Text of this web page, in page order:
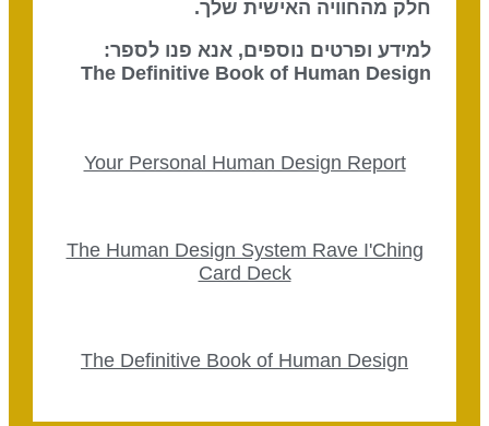
חלק מהחוויה האישית שלך.
למידע ופרטים נוספים, אנא פנו לספר:
The Definitive Book of Human Design
Your Personal Human Design Report
The Human Design System Rave I'Ching
Card Deck
The Definitive Book of Human Design